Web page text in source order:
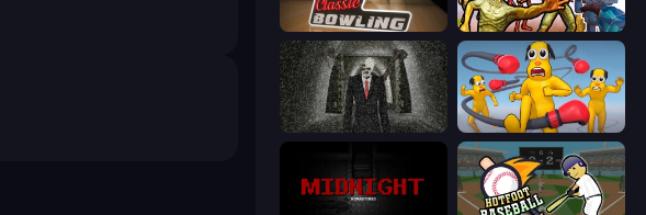
Classic Bowling Monster Shooter Apocalypse
Slenderman Must Die: Underground Bunker Annoying Uncle Punch Game